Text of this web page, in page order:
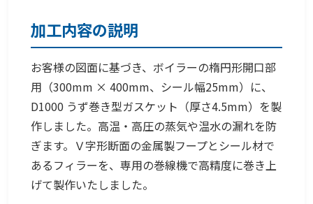
加工内容の説明
お客様の図面に基づき、ボイラーの楕円形開口部
用（300mm × 400mm、シール幅25mm）に、
D1000 うず巻き型ガスケット（厚さ4.5mm）を製
作しました。高温・高圧の蒸気や温水の漏れを防
ぎます。Ｖ字形断面の金属製フープとシール材で
あるフィラーを、専用の巻線機で高精度に巻き上
げて製作いたしました。